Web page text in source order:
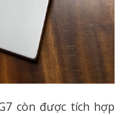
còn được tích hợp